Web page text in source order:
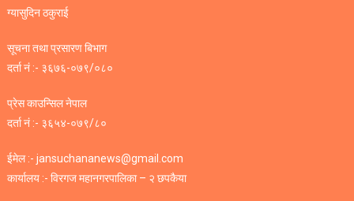
ग्यासुदिन ठकुराई
सूचना तथा प्रसारण बिभाग
दर्ता नं :- ३६७६-०७९/०८०
प्रेस काउन्सिल नेपाल
दर्ता नं :- ३६५४-०७९/८०
ईमेल :- jansuchananews@gmail.com
कार्यालय :- विरगज महानगरपालिका – २ छपकैया